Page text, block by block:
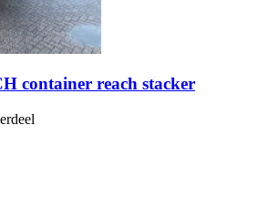
container reach stacker